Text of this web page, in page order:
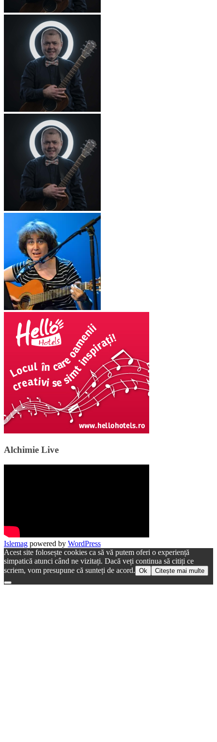
Alchimie Live
Islemag powered by WordPress
Acest site folosește cookies ca să vă putem oferi o experiență
simpatică atunci când ne vizitați. Dacă veți continua să citiți ce
scriem, vom presupune că sunteți de acord. Ok Citește mai multe